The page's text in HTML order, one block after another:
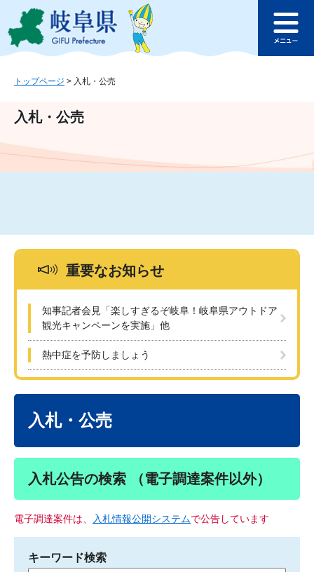
ジ
ュ
文
このページの本文へ
ュ
トップページ > 入札・公売
入札・公売
重要なお知らせ
知事記者会見「楽しすぎるぞ岐阜！岐阜県アウトドア
観光キャンペーンを実施」他
熱中症を予防しましょう
入札・公売
入札公告の検索 （電子調達案件以外）
電子調達案件は、 入札情報公開システムで公告しています
キーワード検索